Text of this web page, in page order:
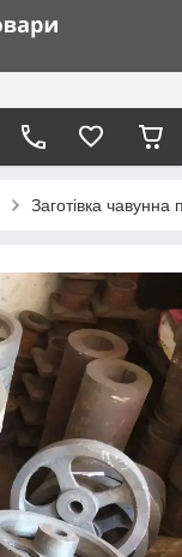
Заготівка чавунна